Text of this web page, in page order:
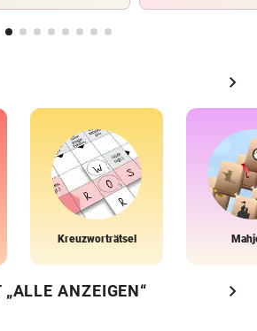
chevron_right
Kreuzworträtsel
ANZEIGEN“ chevron_right